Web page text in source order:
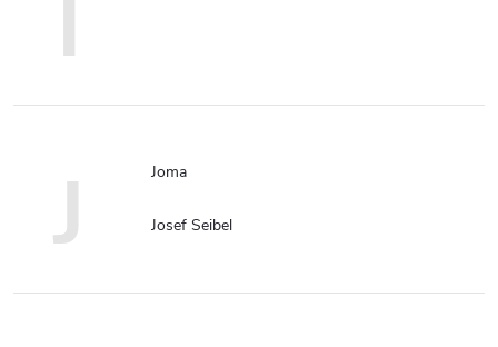
I
J
Joma
Josef Seibel